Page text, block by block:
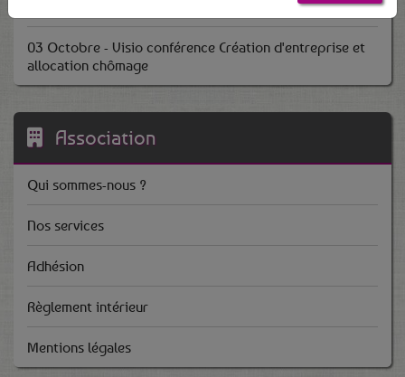
03 Octobre - Visio conférence Création d'entreprise et
allocation chômage
Association
Qui sommes-nous ?
Nos services
Adhésion
Règlement intérieur
Mentions légales